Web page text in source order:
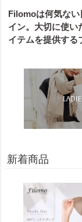
Filomoは何気な
イン。大切に使い
イテムを提供する
新着商品